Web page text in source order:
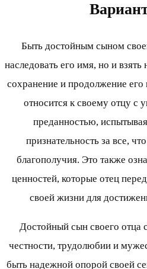
Быть достойным сыном
наследовать его имя, но и взять
сохранение и продолжение
относится к своему отцу
преданностью,
признательность за все,
благополучия. Это также
ценностей, которые отец
своей жизни для
Достойный сын своего отца
честности, трудолюбии и
быть надежной опорой своей